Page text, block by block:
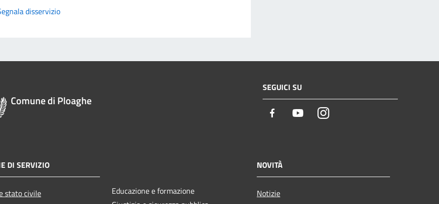
disservizio
Comune di Ploaghe
SEGUICI SU
Facebook YoutubeInstagram
DI SERVIZIO
stato civile
Educazione e formazione
NOVITÀ
Notizie